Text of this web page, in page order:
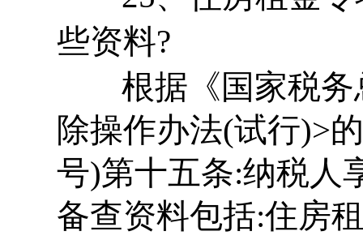
些资料?
根据《国家税务
除操作办法(试行)>
号)第十五条:纳税人
备查资料包括:住房